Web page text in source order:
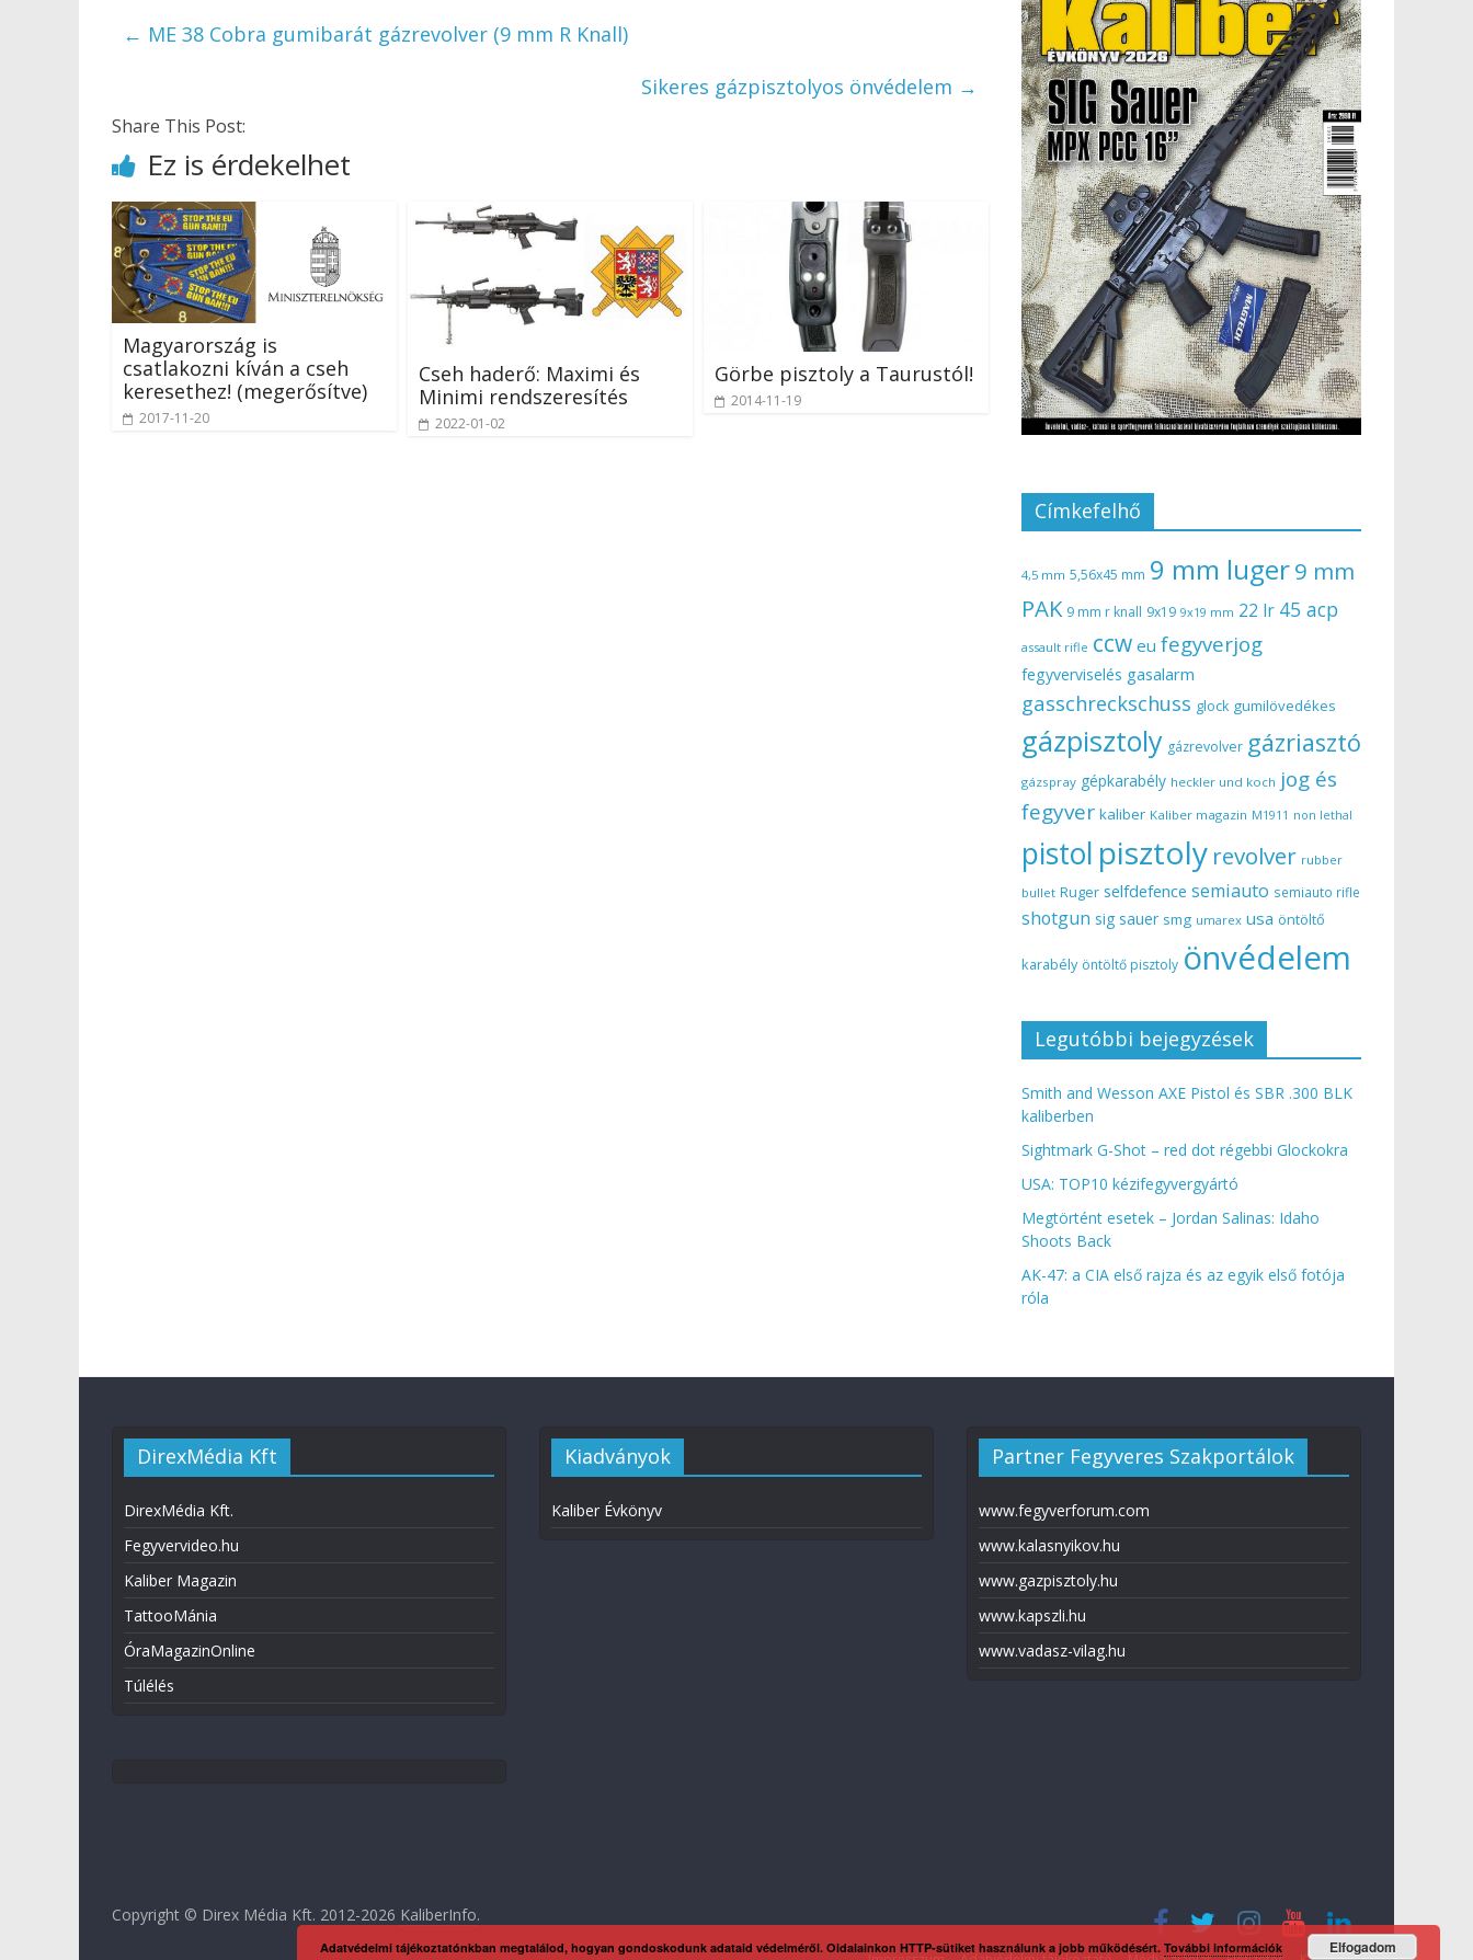
← ME 38 Cobra gumibarát gázrevolver (9 mm R Knall)
Sikeres gázpisztolyos önvédelem →
Share This Post:
Ez is érdekelhet
Magyarország is
csatlakozni kíván a cseh
keresethez! (megerősítve)
2017-11-20
Cseh haderő: Maximi és
Minimi rendszeresítés
2022-01-02
Görbe pisztoly a Taurustól!
2014-11-19
Címkefelhő
4,5 mm 5,56x45 mm 9 mm luger9 mm
PAK 9 mm r knall 9x19 9x19 mm 22 lr 45 acp
assault rifle ccw eu fegyverjog
fegyverviselés gasalarm
gasschreckschuss glock gumilövedékes
gázpisztoly gázrevolver gázriasztó
gázspray gépkarabély heckler und koch jog és
fegyver kaliber Kaliber magazin M1911 non lethal
pistol pisztoly revolver rubber
bullet Ruger selfdefence semiauto semiauto rifle
shotgun sig sauer smg umarex usa öntöltő
karabély öntöltő pisztoly önvédelem
Legutóbbi bejegyzések
Smith and Wesson AXE Pistol és SBR .300 BLK
kaliberben
Sightmark G-Shot – red dot régebbi Glockokra
USA: TOP10 kézifegyvergyártó
Megtörtént esetek – Jordan Salinas: Idaho
Shoots Back
AK-47: a CIA első rajza és az egyik első fotója
róla
DirexMédia Kft
DirexMédia Kft.
Fegyvervideo.hu
Kaliber Magazin
TattooMánia
ÓraMagazinOnline
Túlélés
Kiadványok
Kaliber Évkönyv
Partner Fegyveres Szakportálok
www.fegyverforum.com
www.kalasnyikov.hu
www.gazpisztoly.hu
www.kapszli.hu
www.vadasz-vilag.hu
Copyright © Direx Média Kft. 2012-2026 KaliberInfo.
Adatvédelmi tájékoztatónkban megtalálod, hogyan gondoskodunk adataid védelméről. Oldalainkon HTTP-sütiket használunk a jobb működésért. További információk Elfogadom